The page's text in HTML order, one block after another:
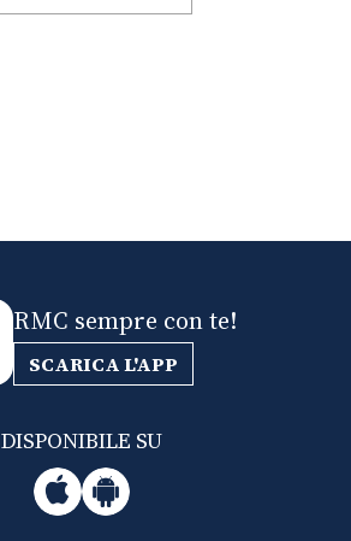
RMC sempre con te!
SCARICA L'APP
DISPONIBILE SU